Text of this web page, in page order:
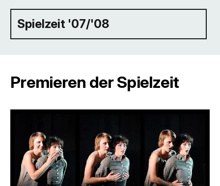
Spielzeit '07/'08
Premieren der Spielzeit